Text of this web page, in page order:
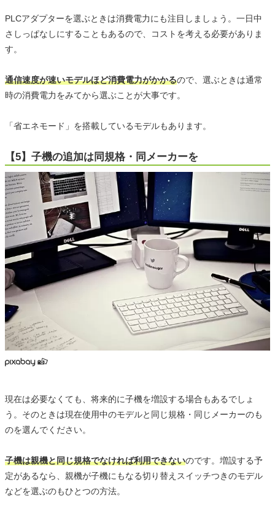
PLCアダプターを選ぶときは消費電力にも注目しましょう。一日中
さしっぱなしにすることもあるので、コストを考える必要がありま
す。
通信速度が速いモデルほど消費電力がかかるので、選ぶときは通常
時の消費電力をみてから選ぶことが大事です。
「省エネモード」を搭載しているモデルもあります。
【5】子機の追加は同規格・同メーカーを
現在は必要なくても、将来的に子機を増設する場合もあるでしょ
う。そのときは現在使用中のモデルと同じ規格・同じメーカーのも
のを選んでください。
子機は親機と同じ規格でなければ利用できないのです。増設する予
定があるなら、親機が子機にもなる切り替えスイッチつきのモデル
などを選ぶのもひとつの方法。